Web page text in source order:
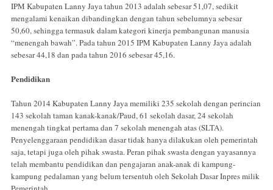
IPM Kabupaten Lanny Jaya tahun 2013 adalah sebesar 51,07, sedikit
mengalami kenaikan dibandingkan dengan tahun sebelumnya sebesar
50,60, sehingga termasuk dalam kategori kinerja pembangunan manusia
“menengah bawah”. Pada tahun 2015 IPM Kabupaten Lanny Jaya adalah
sebesar 44,18 dan pada tahun 2016 sebesar 45,16.
Pendidikan
Tahun 2014 Kabupaten Lanny Jaya memiliki 235 sekolah dengan perincian
143 sekolah taman kanak-kanak/Paud, 61 sekolah dasar, 24 sekolah
menengah tingkat pertama dan 7 sekolah menengah atas (SLTA).
Penyelenggaraan pen­didikan dasar tidak hanya dilakukan oleh peme­rintah
saja, tetapi juga oleh pihak swasta. Peran pihak swasta dengan yayasannya
telah mem­bantu pendidikan dan pengajaran anak-anak di kampung-
kampung pedalaman yang belum tersentuh oleh Sekolah Dasar Inpres milik